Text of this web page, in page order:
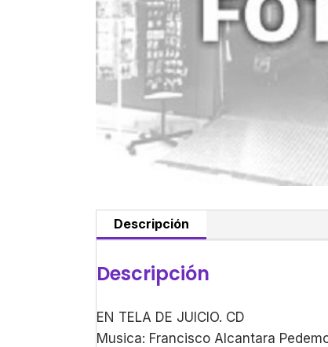
Descripción
Descripción
EN TELA DE JUICIO. CD
Musica: Francisco Alcantara